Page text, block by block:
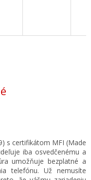
s certifikátom MFI (Made
iba osvedčenému a
umožňuje bezplatné a
telefónu. Už nemusíte